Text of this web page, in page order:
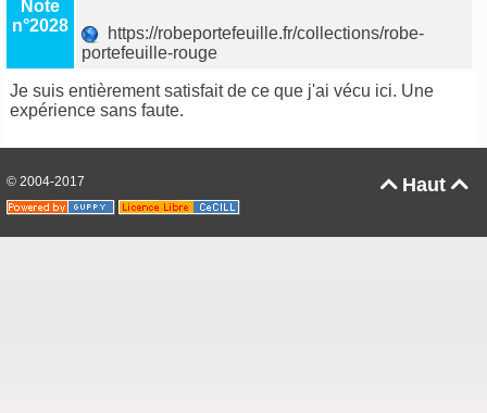
Note
n°2028
https://robeportefeuille.fr/collections/robe-
portefeuille-rouge
Je suis entièrement satisfait de ce que j'ai vécu ici. Une
expérience sans faute.
Haut 
© 2004-2017